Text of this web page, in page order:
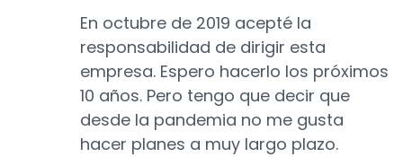
En octubre de 2019 acepté la
responsabilidad de dirigir esta
empresa. Espero hacerlo los próximos
10 años. Pero tengo que decir que
desde la pandemia no me gusta
hacer planes a muy largo plazo.